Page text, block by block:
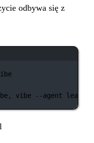
odbywa się z
vibe --agent lean